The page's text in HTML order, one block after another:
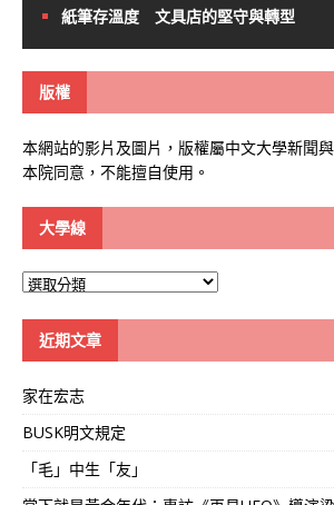
紙筆存溫度 文具店的堅守與轉型
版權
本網站的影片及圖片，版權屬中文大學新聞
本院同意，不能擅自使用。
大學線
大
近期文章
家在宏志
BUSK明文規定
「毛」中生「友」